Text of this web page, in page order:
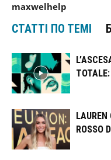
maxwelhelp
СТАТТІ ПО ТЕМІ
ROSSO